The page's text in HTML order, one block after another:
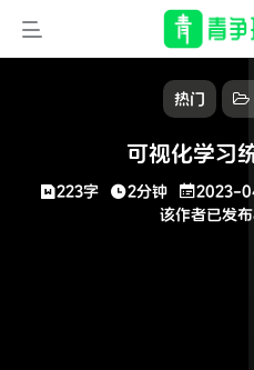
热门
可视化学习
223字 2分钟 2023-
该作者已发